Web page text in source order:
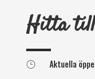
Hitta
} Aktuella